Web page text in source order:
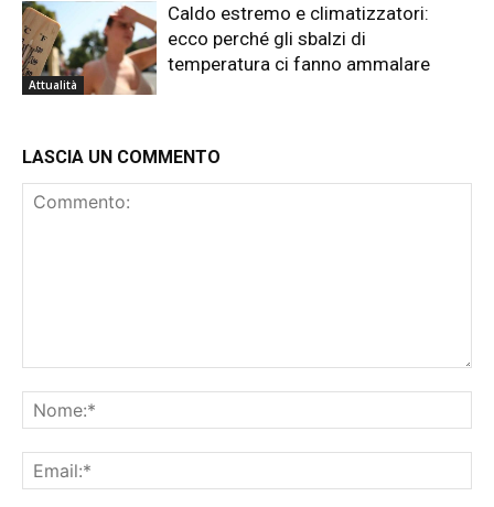
Attualità
Caldo estremo e climatizzatori:
ecco perché gli sbalzi di
temperatura ci fanno ammalare
LASCIA UN COMMENTO